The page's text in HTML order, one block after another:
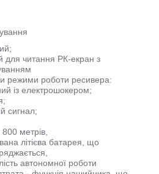
для читання РК-екран з
режими роботи ресивера:
із електрошокером;
сигнал;
метрів,
літієва батарея, що
автономної роботи